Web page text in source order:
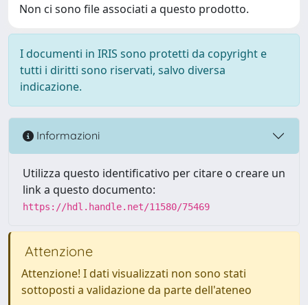
Non ci sono file associati a questo prodotto.
I documenti in IRIS sono protetti da copyright e
tutti i diritti sono riservati, salvo diversa
indicazione.
Informazioni
Utilizza questo identificativo per citare o creare un
link a questo documento:
https://hdl.handle.net/11580/75469
Attenzione
Attenzione! I dati visualizzati non sono stati
sottoposti a validazione da parte dell'ateneo